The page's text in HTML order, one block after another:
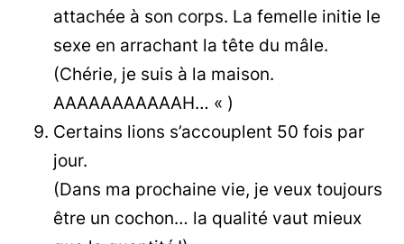
attachée à son corps. La femelle initie le
sexe en arrachant la tête du mâle.
(Chérie, je suis à la maison.
AAAAAAAAAAAH… « )
Certains lions s’accouplent 50 fois par
jour.
(Dans ma prochaine vie, je veux toujours
être un cochon… la qualité vaut mieux